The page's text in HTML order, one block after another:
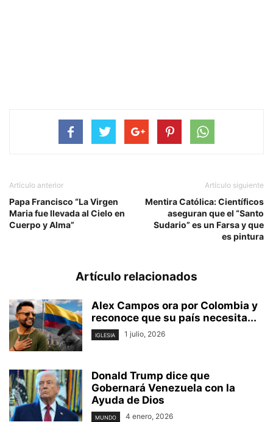
Artículo anterior
Papa Francisco “La Virgen
Maria fue llevada al Cielo en
Cuerpo y Alma”
Artículo siguiente
Mentira Católica: Científicos
aseguran que el “Santo
Sudario” es un Farsa y que
es pintura
Artículo relacionados
Alex Campos ora por Colombia y
reconoce que su país necesita...
IGLESIA 1 julio, 2026
Donald Trump dice que
Gobernará Venezuela con la
Ayuda de Dios
MUNDO 4 enero, 2026